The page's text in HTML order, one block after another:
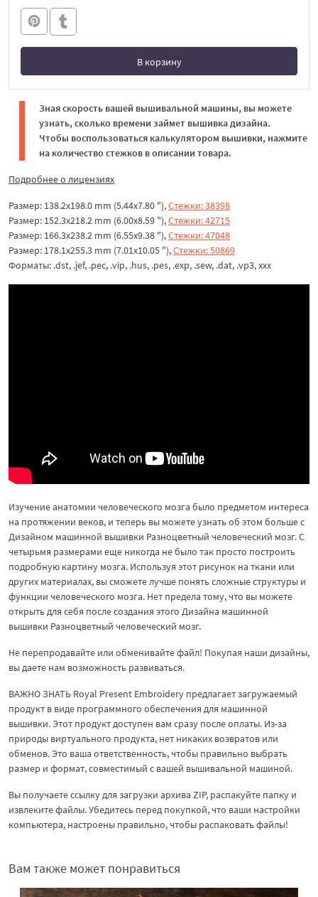
В корзину
В корзине
Зная скорость вашей вышивальной машины, вы можете
узнать, сколько времени займет вышивка дизайна.
Чтобы воспользоваться калькулятором вышивки, нажмите
на количество стежков в описании товара.
Подробнее о лицензиях
Размер: 138.2x198.0 mm (5.44x7.80 "),Стежки: 38398
Размер: 152.3x218.2 mm (6.00x8.59 "),Стежки: 42715
Размер: 166.3x238.2 mm (6.55x9.38 "),Стежки: 47048
Размер: 178.1x255.3 mm (7.01x10.05 "),Стежки: 50869
Форматы: .dst, .jef, .pec, .vip, .hus, .pes, .exp, .sew, .dat, .vp3, ххх
Изучение анатомии человеческого мозга было предметом интереса
на протяжении веков, и теперь вы можете узнать об этом больше с
Дизайном машинной вышивки Разноцветный человеческий мозг. С
четырьмя размерами еще никогда не было так просто построить
подробную картину мозга. Используя этот рисунок на ткани или
других материалах, вы сможете лучше понять сложные структуры и
функции человеческого мозга. Нет предела тому, что вы можете
открыть для себя после создания этого Дизайна машинной
вышивки Разноцветный человеческий мозг.
Не перепродавайте или обменивайте файл! Покупая наши дизайны,
вы даете нам возможность развиваться.
ВАЖНО ЗНАТЬ Royal Present Embroidery предлагает загружаемый
продукт в виде программного обеспечения для машинной
вышивки. Этот продукт доступен вам сразу после оплаты. Из-за
природы виртуального продукта, нет никаких возвратов или
обменов. Это ваша ответственность, чтобы правильно выбрать
размер и формат, совместимый с вашей вышивальной машиной.
Вы получаете ссылку для загрузки архива ZIP, распакуйте папку и
извлеките файлы. Убедитесь перед покупкой, что ваши настройки
компьютера, настроены правильно, чтобы распаковать файлы!
Вам также может понравиться